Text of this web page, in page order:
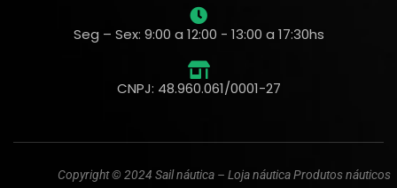
Seg – Sex: 9:00 a 12:00 - 13:00 a 17:30hs
CNPJ: 48.960.061/0001-27
Copyright © 2024 Sail náutica – Loja náutica Produtos náuticos